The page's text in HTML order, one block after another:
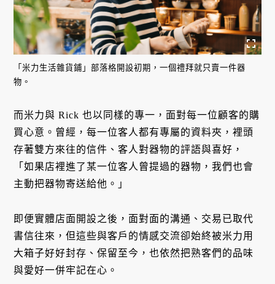
「米力生活雜貨鋪」部落格開設初期，一個禮拜就只賣一件器
物。
而米力與 Rick 也以同樣的專一，面對每一位顧客的購
買心意。曾經，每一位客人都有專屬的資料夾，裡頭
存著雙方來往的信件、客人對器物的評語與喜好，
「如果店裡進了某一位客人曾提過的器物，我們也會
主動把器物寄送給他。」
即便實體店面開設之後，面對面的溝通、交易已取代
書信往來，但這些與客戶的情感交流卻始終被米力用
大箱子好好封存、保留至今，也依然把熟客們的品味
與愛好一併牢記在心。